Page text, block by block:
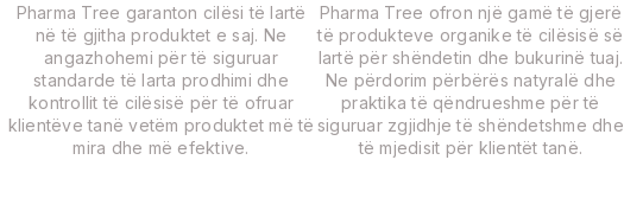
Pharma Tree garanton cilësi të lartë
në të gjitha produktet e saj. Ne
angazhohemi për të siguruar
standarde të larta prodhimi dhe
kontrollit të cilësisë për të ofruar
klientëve tanë vetëm produktet më të
mira dhe më efektive.
Pharma Tree ofron një gamë të gjerë
të produkteve organike të cilësisë së
lartë për shëndetin dhe bukurinë tuaj.
Ne përdorim përbërës natyralë dhe
praktika të qëndrueshme për të
siguruar zgjidhje të shëndetshme dhe
të mjedisit për klientët tanë.